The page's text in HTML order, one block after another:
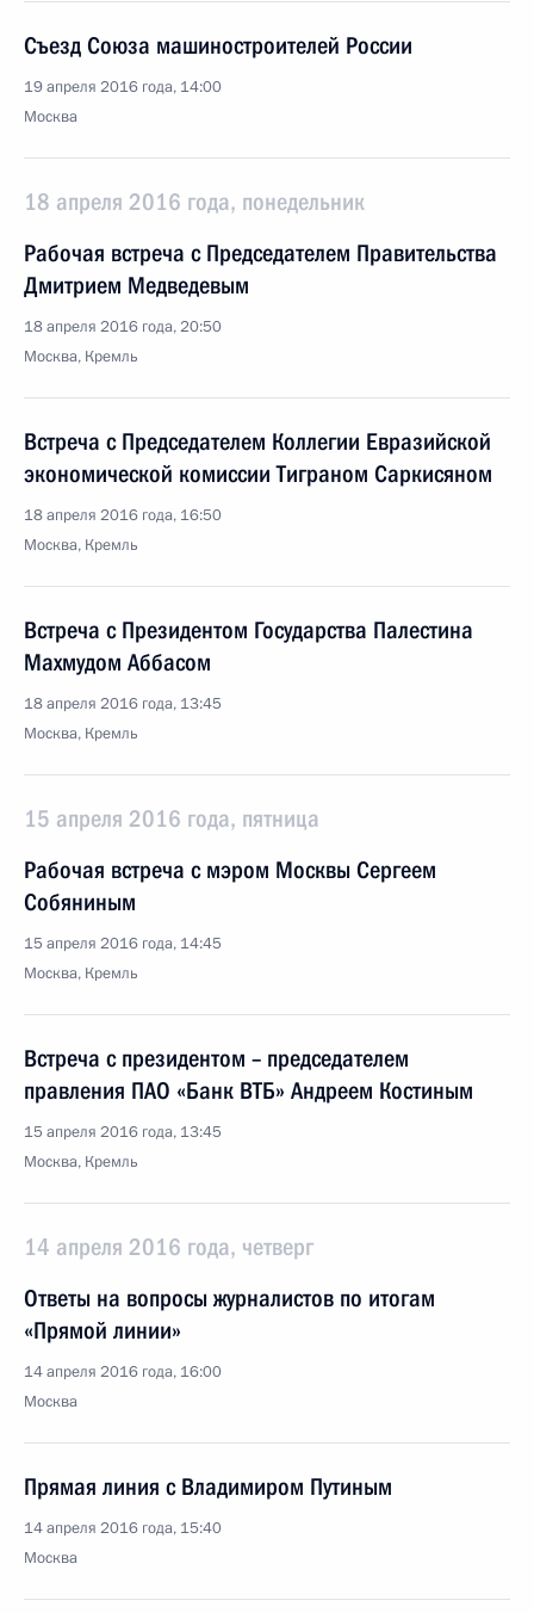
Съезд Союза машиностроителей России
19 апреля 2016 года, 14:00
Москва
18 апреля 2016 года, понедельник
Рабочая встреча с Председателем Правительства
Дмитрием Медведевым
18 апреля 2016 года, 20:50
Москва, Кремль
Встреча с Председателем Коллегии Евразийской
экономической комиссии Тиграном Саркисяном
18 апреля 2016 года, 16:50
Москва, Кремль
Встреча с Президентом Государства Палестина
Махмудом Аббасом
18 апреля 2016 года, 13:45
Москва, Кремль
15 апреля 2016 года, пятница
Рабочая встреча с мэром Москвы Сергеем
Собяниным
15 апреля 2016 года, 14:45
Москва, Кремль
Встреча с президентом – председателем
правления ПАО «Банк ВТБ» Андреем Костиным
15 апреля 2016 года, 13:45
Москва, Кремль
14 апреля 2016 года, четверг
Ответы на вопросы журналистов по итогам
«Прямой линии»
14 апреля 2016 года, 16:00
Москва
Прямая линия с Владимиром Путиным
14 апреля 2016 года, 15:40
Москва